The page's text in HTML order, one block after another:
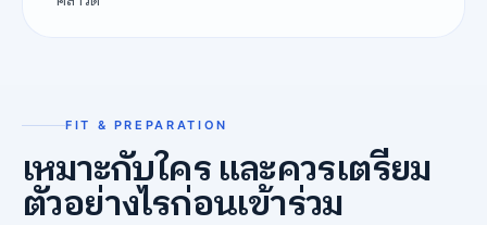
FIT & PREPARATION
เหมาะกับใคร และควรเตรียม
ตัวอย่างไรก่อนเข้าร่วม